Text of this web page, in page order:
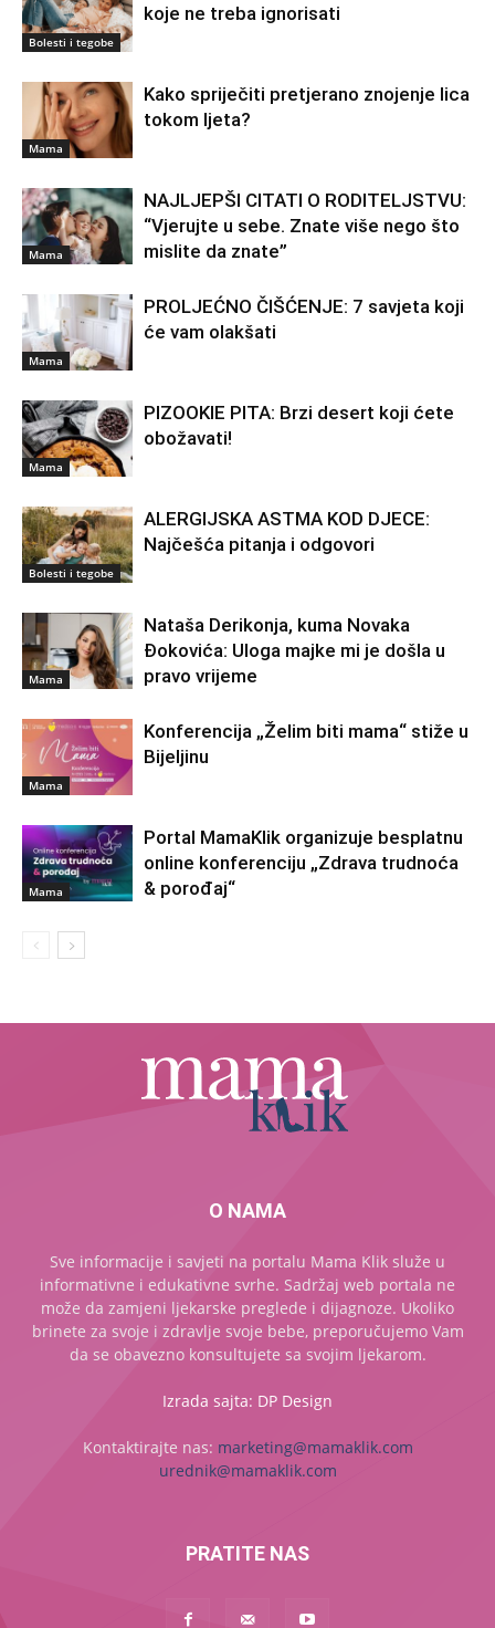
Bolesti i tegobe
koje ne treba ignorisati
Mama
Kako spriječiti pretjerano znojenje lica
tokom ljeta?
Mama
NAJLJEPŠI CITATI O RODITELJSTVU:
“Vjerujte u sebe. Znate više nego što
mislite da znate”
Mama
PROLJEĆNO ČIŠĆENJE: 7 savjeta koji
će vam olakšati
Mama
PIZOOKIE PITA: Brzi desert koji ćete
obožavati!
Bolesti i tegobe
ALERGIJSKA ASTMA KOD DJECE:
Najčešća pitanja i odgovori
Mama
Nataša Derikonja, kuma Novaka
Đokovića: Uloga majke mi je došla u
pravo vrijeme
Mama
Konferencija „Želim biti mama“ stiže u
Bijeljinu
Mama
Portal MamaKlik organizuje besplatnu
online konferenciju „Zdrava trudnoća
& porođaj“
O NAMA
Sve informacije i savjeti na portalu Mama Klik služe u
informativne i edukativne svrhe. Sadržaj web portala ne
može da zamjeni ljekarske preglede i dijagnoze. Ukoliko
brinete za svoje i zdravlje svoje bebe, preporučujemo Vam
da se obavezno konsultujete sa svojim ljekarom.
Izrada sajta: DP Design
Kontaktirajte nas: marketing@mamaklik.com
urednik@mamaklik.com
PRATITE NAS